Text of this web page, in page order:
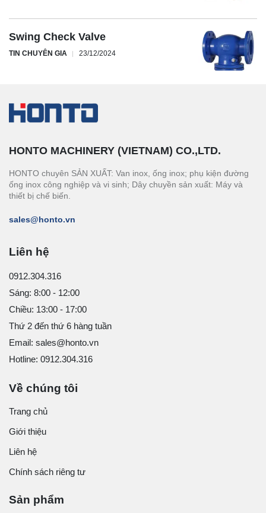
Swing Check Valve
TIN CHUYÊN GIA 23/12/2024
HONTO MACHINERY (VIETNAM) CO.,LTD.
HONTO chuyên SẢN XUẤT: Van inox, ống inox; phụ kiện đường
ống inox công nghiệp và vi sinh; Dây chuyền sản xuất: Máy và
thiết bị chế biến.
sales@honto.vn
Liên hệ
0912.304.316
Sáng: 8:00 - 12:00
Chiều: 13:00 - 17:00
Thứ 2 đến thứ 6 hàng tuần
Email: sales@honto.vn
Hotline: 0912.304.316
Về chúng tôi
Trang chủ
Giới thiệu
Liên hệ
Chính sách riêng tư
Sản phẩm